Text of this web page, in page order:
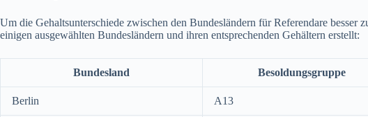
Um die Gehaltsunterschiede zwischen den Bundesländern für Referendare besser
einigen ausgewählten Bundesländern und ihren entsprechenden Gehältern erstellt:
Bundesland Besoldungsgruppe
Berlin A13